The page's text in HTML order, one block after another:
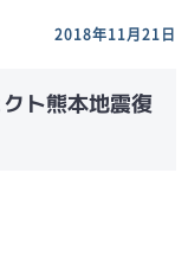
2018年11月21日
ト熊本地震復